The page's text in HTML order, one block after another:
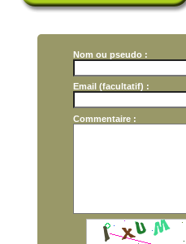
Nom ou pseudo :
Email (facultatif) :
Commentaire :